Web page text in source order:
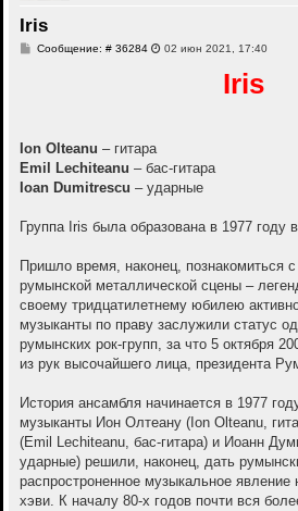
Iris
Сообщение: # 36284С
е
02 июн 2021, 17:40
Iris
Ion Olteanu – гитара
Emil Lechiteanu – бас-гитара
Ioan Dumitrescu – ударные
Группа Iris была образована в 1977 году
Пришло время, наконец, познакомиться
румынской металлической сцены –
своему тридцатилетнему юбилею
музыканты по праву заслужили статус
румынских рок-групп, за что 5 октября
из рук высочайшего лица, президента
История ансамбля начинается в 1977
музыканты Ион Олтеану (Ion Olteanu,
(Emil Lechiteanu, бас-гитара) и Иоанн
ударные) решили, наконец, дать
распростроненное музыкальное явление
хэви. К началу 80-х годов почти вся